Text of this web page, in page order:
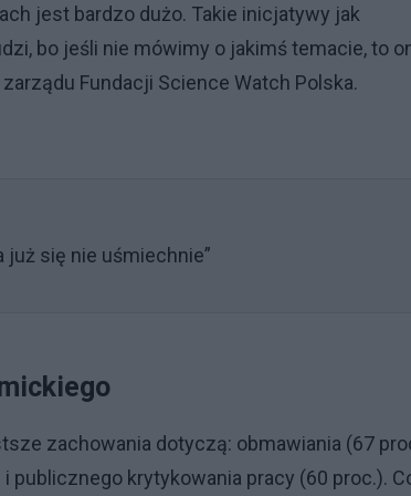
jest bardzo dużo. Takie inicjatywy jak
bo jeśli nie mówimy o jakimś temacie, to
Fundacji Science Watch Polska.
już się nie uśmiechnie”
zachowania dotyczą: obmawiania (67
publicznego krytykowania pracy (60 proc.).